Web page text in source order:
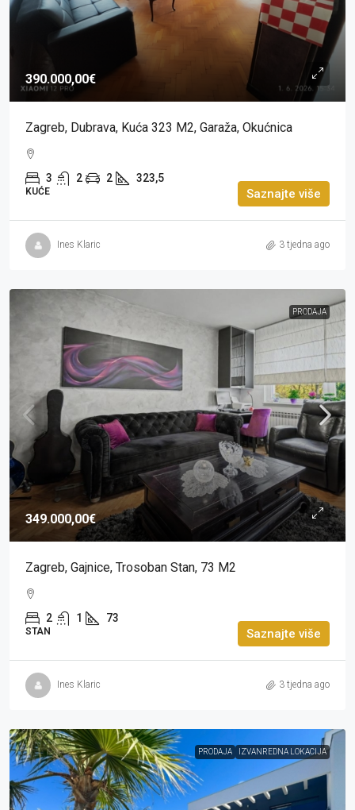
390.000,00€
Zagreb, Dubrava, Kuća 323 M2, Garaža, Okućnica
3 2 2 323,5
KUĆE Saznajte više
Ines Klaric 3 tjedna ago
PRODAJA
349.000,00€
Zagreb, Gajnice, Trosoban Stan, 73 M2
2 1 73
STAN Saznajte više
Ines Klaric 3 tjedna ago
PRODAJA IZVANREDNA LOKACIJA